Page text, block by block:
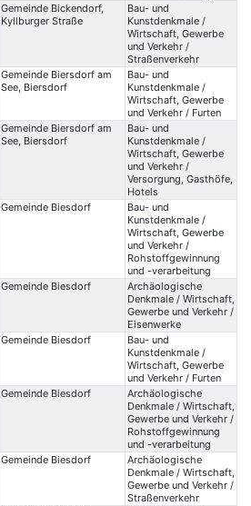
Gemeinde Bickendorf,
Kyllburger Straße
Bau- und
Kunstdenkmale /
Wirtschaft, Gewerbe
und Verkehr /
Straßenverkehr
Gemeinde Biersdorf am
See, Biersdorf
Bau- und
Kunstdenkmale /
Wirtschaft, Gewerbe
und Verkehr / Furten
Gemeinde Biersdorf am
See, Biersdorf
Bau- und
Kunstdenkmale /
Wirtschaft, Gewerbe
und Verkehr /
Versorgung, Gasthöfe,
Hotels
Gemeinde Biesdorf
Bau- und
Kunstdenkmale /
Wirtschaft, Gewerbe
und Verkehr /
Rohstoffgewinnung
und -verarbeitung
Gemeinde Biesdorf
Archäologische
Denkmale / Wirtschaft,
Gewerbe und Verkehr /
Eisenwerke
Gemeinde Biesdorf
Bau- und
Kunstdenkmale /
Wirtschaft, Gewerbe
und Verkehr / Furten
Gemeinde Biesdorf
Archäologische
Denkmale / Wirtschaft,
Gewerbe und Verkehr /
Rohstoffgewinnung
und -verarbeitung
Gemeinde Biesdorf
Archäologische
Denkmale / Wirtschaft,
Gewerbe und Verkehr /
Straßenverkehr